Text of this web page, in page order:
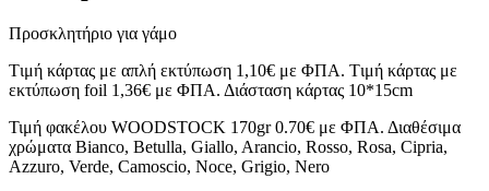
Προσκλητήριο για γάμο
Tιμή κάρτας με απλή εκτύπωση 1,10€ με ΦΠΑ. Tιμή κάρτας με
εκτύπωση foil 1,36€ με ΦΠΑ. Διάσταση κάρτας 10*15cm
Τιμή φακέλου WOODSTOCK 170gr 0.70€ με ΦΠΑ. Διαθέσιμα
χρώματα Bianco, Betulla, Giallo, Arancio, Rosso, Rosa, Cipria,
Azzuro, Verde, Camoscio, Noce, Grigio, Nero